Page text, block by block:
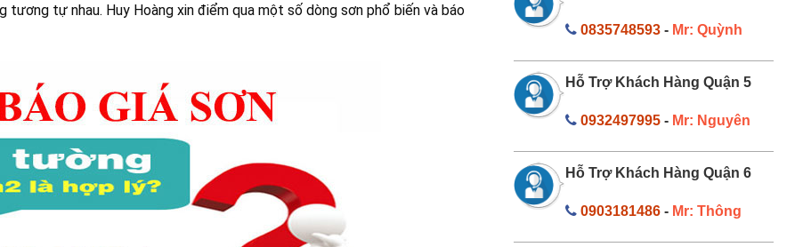
tự nhau. Huy Hoàng xin điểm qua một số dòng sơn phổ biến và báo
0835748593 - Mr: Quỳnh
Hỗ Trợ Khách Hàng Quận 5
0932497995 - Mr: Nguyên
Hỗ Trợ Khách Hàng Quận 6
0903181486 - Mr: Thông